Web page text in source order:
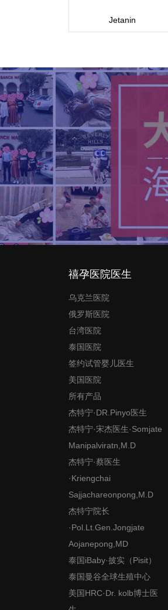
Jetanin
禧孕医院医生
乌克兰医院
俄罗斯医院
台湾医院
泰国医院
签约试管婴儿医生
美国医院
所有产品
杰特宁·DR.Pinyo医生
杰特宁·宋杰医生·Somjate
Manipalviratn,M.D
杰特宁·蔡医生
·Kriengchai
Sajjachareonpong,M.D
杰特宁院长
·Pol.Lt.Gen.Jongjate
Aojanepong,MD
泰国iBaby·披实（Pisit）
泰国曼谷全球生殖中心
美国HRC·Dr. kolb博士医